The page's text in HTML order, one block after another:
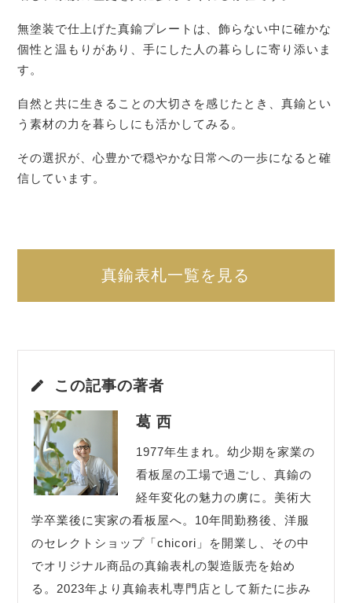
無塗装で仕上げた真鍮プレートは、飾らない中に確かな
個性と温もりがあり、手にした人の暮らしに寄り添いま
す。
自然と共に生きることの大切さを感じたとき、真鍮とい
う素材の力を暮らしにも活かしてみる。
その選択が、心豊かで穏やかな日常への一歩になると確
信しています。
真鍮表札一覧を見る
この記事の著者
葛 西
1977年生まれ。幼少期を家業の
看板屋の工場で過ごし、真鍮の
経年変化の魅力の虜に。美術大
学卒業後に実家の看板屋へ。10年間勤務後、洋服
のセレクトショップ「chicori」を開業し、その中
でオリジナル商品の真鍮表札の製造販売を始め
る。2023年より真鍮表札専門店として新たに歩み